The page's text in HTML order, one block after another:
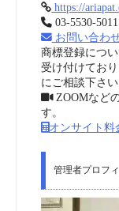
https://
03-5530-5011
お問い合わ
商標登録につ
受け付けてお
にご相談下さい
ZOOMなど
す。
オンサイト料
管理者プロフ